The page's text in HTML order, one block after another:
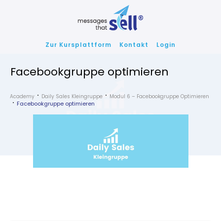
Zur Kursplattform Kontakt Login
Facebookgruppe optimieren
Academy Daily Sales Kleingruppe Modul 6 – Facebookgruppe Optimieren
Facebookgruppe optimieren